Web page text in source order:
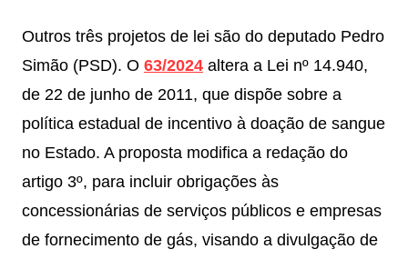
Outros três projetos de lei são do deputado Pedro
Simão (PSD). O 63/2024altera a Lei nº 14.940,
de 22 de junho de 2011, que dispõe sobre a
política estadual de incentivo à doação de sangue
no Estado. A proposta modifica a redação do
artigo 3º, para incluir obrigações às
concessionárias de serviços públicos e empresas
de fornecimento de gás, visando a divulgação de